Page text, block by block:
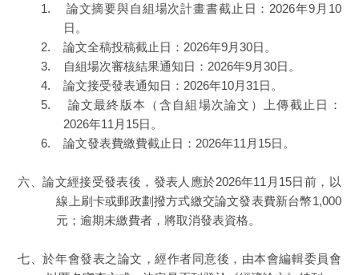
1. 論文摘要與自組場次計畫書截止日：2026年9月10
日。
2. 論文全稿投稿截止日：2026年9月30日。
3. 自組場次審核結果通知日：2026年9月30日。
4. 論文接受發表通知日：2026年10月31日。
5. 論文最終版本（含自組場次論文）上傳截止日：
2026年11月15日。
6. 論文發表費繳費截止日：2026年11月15日。
六、論文經接受發表後，發表人應於2026年11月15日前，以
線上刷卡或郵政劃撥方式繳交論文發表費新台幣1,000
元；逾期未繳費者，將取消發表資格。
七、於年會發表之論文，經作者同意後，由本會編輯委員會